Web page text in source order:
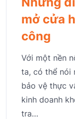
mở cửa
công
Với một nền
ta, có thể nói
bảo vệ thực
kinh doanh
tra…